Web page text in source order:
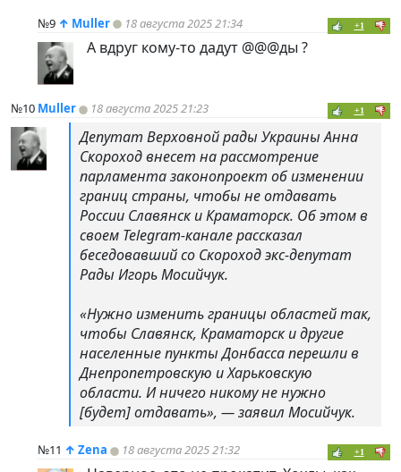
№9 ↑ Muller 18 августа 2025 21:34 +1
А вдруг кому-то дадут @@@ды ?
№10 Muller 18 августа 2025 21:23 +1
Депутат Верховной рады Украины Анна
Скороход внесет на рассмотрение
парламента законопроект об изменении
границ страны, чтобы не отдавать
России Славянск и Краматорск. Об этом в
своем Telegram-канале рассказал
беседовавший со Скороход экс-депутат
Рады Игорь Мосийчук.
«Нужно изменить границы областей так,
чтобы Славянск, Краматорск и другие
населенные пункты Донбасса перешли в
Днепропетровскую и Харьковскую
области. И ничего никому не нужно
[будет] отдавать», — заявил Мосийчук.
№11 ↑ Zena 18 августа 2025 21:32 +1